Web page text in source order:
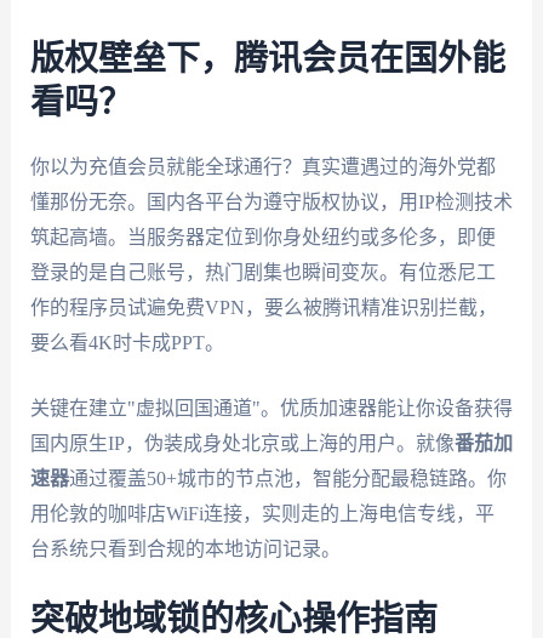
版权壁垒下，腾讯会员在国外能
看吗？
你以为充值会员就能全球通行？真实遭遇过的海外党都
懂那份无奈。国内各平台为遵守版权协议，用IP检测技术
筑起高墙。当服务器定位到你身处纽约或多伦多，即便
登录的是自己账号，热门剧集也瞬间变灰。有位悉尼工
作的程序员试遍免费VPN，要么被腾讯精准识别拦截，
要么看4K时卡成PPT。
关键在建立"虚拟回国通道"。优质加速器能让你设备获得
国内原生IP，伪装成身处北京或上海的用户。就像番茄加
速器通过覆盖50+城市的节点池，智能分配最稳链路。你
用伦敦的咖啡店WiFi连接，实则走的上海电信专线，平
台系统只看到合规的本地访问记录。
突破地域锁的核心操作指南